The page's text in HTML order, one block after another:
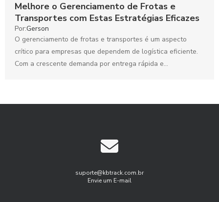
Melhore o Gerenciamento de Frotas e
Transportes com Estas Estratégias Eficazes
Por:Gerson
O gerenciamento de frotas e transportes é um aspecto
crítico para empresas que dependem de logística eficiente.
Com a crescente demanda por entrega rápida e...
suporte@kbtrack.com.br
Envie um E-mail